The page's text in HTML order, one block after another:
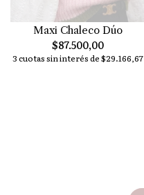
Maxi Chaleco Dúo
$87.500,00
3 cuotas sin interés de $29.166,67